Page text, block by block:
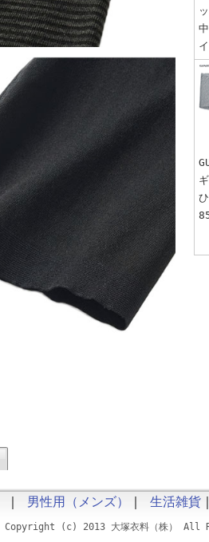
｜ 男性用（メンズ） ｜ 生活雑貨
Copyright (c) 2013 大塚衣料（株） All